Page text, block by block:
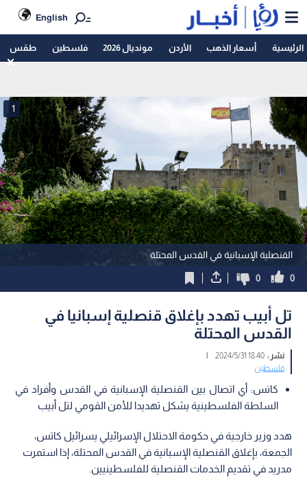
English
الرئيسية أسعار الذهب الأردن مونديال 2026 فلسطين طقس
القنصلية الإسبانية في القدس المحتلة
1
0
0
تل أبيب تهدد بإغلاق قنصلية إسبانيا في
القدس المحتلة
نشر :18:40 2024/5/31
|
فلسطين
كاتس: أي اتصال بين القنصلية الإسبانية في القدس وأفراد في
السلطة الفلسطينية يشكل تهديدا للأمن القومي لتل أبيب
هدد وزير خارجية في حكومة الاحتلال الإسرائيلي يسرائيل كاتس،
الجمعة، بإغلاق القنصلية الإسبانية في القدس المحتلة، إذا استمرت
مدريد في تقديم الخدمات القنصلية للفلسطينيين.